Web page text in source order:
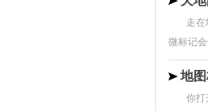
走
微标记
地
你打